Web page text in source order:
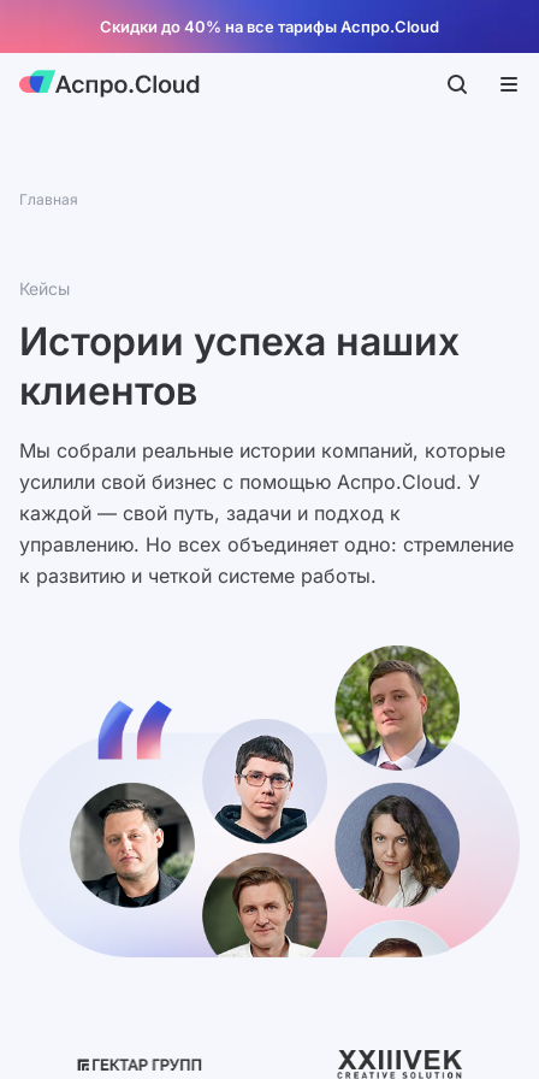
Скидки до 40% на все тарифы Аспро.Cloud
Главная
Кейсы
Истории успеха наших
клиентов
Мы собрали реальные истории компаний, которые
усилили свой бизнес с помощью Аспро.Cloud. У
каждой — свой путь, задачи и подход к
управлению. Но всех объединяет одно: стремление
к развитию и четкой системе работы.